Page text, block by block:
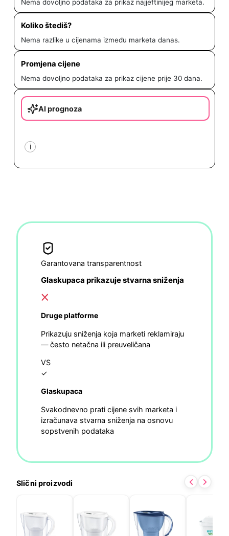
Nema dovoljno podataka za prikaz najjeftinijeg marketa.
Koliko štediš?
Nema razlike u cijenama između marketa danas.
Promjena cijene
Nema dovoljno podataka za prikaz cijene prije 30 dana.
AI prognoza
i
Garantovana transparentnost
Glaskupaca prikazuje stvarna sniženja
Druge platforme
Prikazuju sniženja koja marketi reklamiraju
— često netačna ili preuveličana
VS
✓
Glaskupaca
Svakodnevno prati cijene svih marketa i
izračunava stvarna sniženja na osnovu
sopstvenih podataka
Slični proizvodi